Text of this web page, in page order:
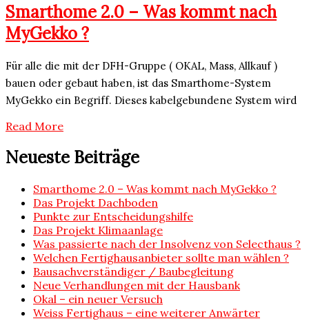
Smarthome 2.0 – Was kommt nach
MyGekko ?
Für alle die mit der DFH-Gruppe ( OKAL, Mass, Allkauf )
bauen oder gebaut haben, ist das Smarthome-System
MyGekko ein Begriff. Dieses kabelgebundene System wird
Read More
Neueste Beiträge
Smarthome 2.0 – Was kommt nach MyGekko ?
Das Projekt Dachboden
Punkte zur Entscheidungshilfe
Das Projekt Klimaanlage
Was passierte nach der Insolvenz von Selecthaus ?
Welchen Fertighausanbieter sollte man wählen ?
Bausachverständiger / Baubegleitung
Neue Verhandlungen mit der Hausbank
Okal – ein neuer Versuch
Weiss Fertighaus – eine weiterer Anwärter